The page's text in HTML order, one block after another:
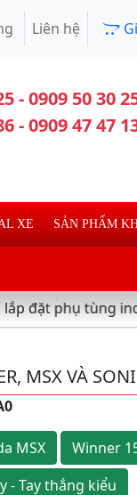
Liên hệ
- 0909 50 30
- 0909 47 47
XE SẢN PHẨM
tùng inox trang
MSX VÀ
MSX
Winner
- Tay thắng kiểu